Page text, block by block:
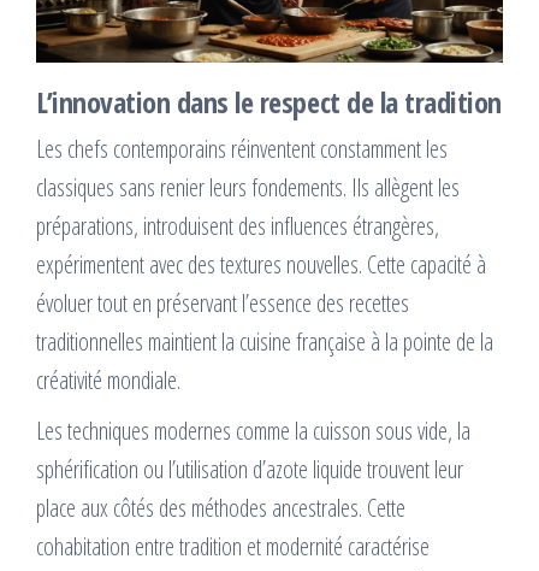
L’innovation dans le respect de la tradition
Les chefs contemporains réinventent constamment les
classiques sans renier leurs fondements. Ils allègent les
préparations, introduisent des influences étrangères,
expérimentent avec des textures nouvelles. Cette capacité à
évoluer tout en préservant l’essence des recettes
traditionnelles maintient la cuisine française à la pointe de la
créativité mondiale.
Les techniques modernes comme la cuisson sous vide, la
sphérification ou l’utilisation d’azote liquide trouvent leur
place aux côtés des méthodes ancestrales. Cette
cohabitation entre tradition et modernité caractérise